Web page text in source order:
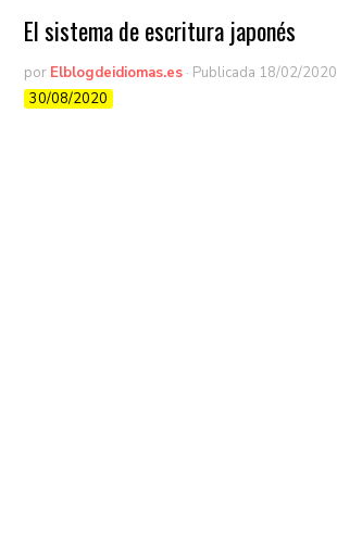
El sistema de escritura japonés
por Elblogdeidiomas.es · Publicada 18/02/2020
30/08/2020